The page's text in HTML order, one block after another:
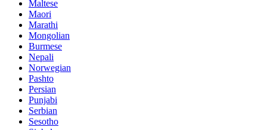
Maltese
Maori
Marathi
Mongolian
Burmese
Nepali
Norwegian
Pashto
Persian
Punjabi
Serbian
Sesotho